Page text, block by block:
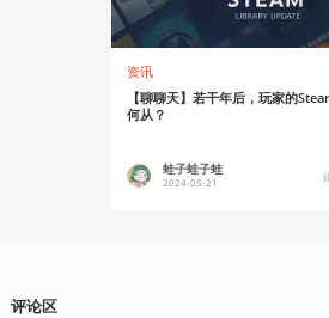
资讯
【聊聊天】若干年后，玩家的
何从？
蛙子蛙子蛙
2024-05-21
评论区